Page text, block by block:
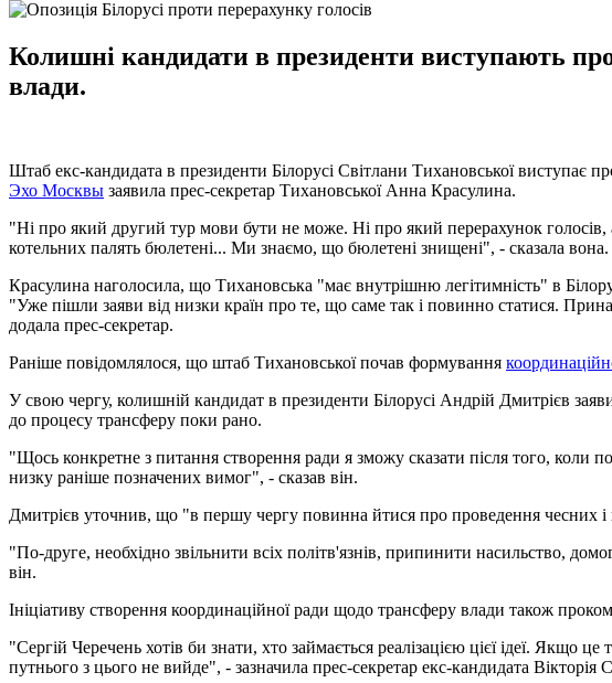
Колишні кандидати в президенти виступають
влади.
Штаб екс-кандидата в президенти Білорусі Світлани Тихановської виступає
Эхо Москвы заявила прес-секретар Тихановської Анна Красулина.
"Ні про який другий тур мови бути не може. Ні про який перерахунок
котельних палять бюлетені... Ми знаємо, що бюлетені знищені", - сказала вона.
Красулина наголосила, що Тихановська "має внутрішню легітимність" в
"Уже пішли заяви від низки країн про те, що саме так і повинно статися.
додала прес-секретар.
Раніше повідомлялося, що штаб Тихановської почав формування
У свою чергу, колишній кандидат в президенти Білорусі Андрій Дмитрієв
до процесу трансферу поки рано.
"Щось конкретне з питання створення ради я зможу сказати після того, коли
низку раніше позначених вимог", - сказав він.
Дмитрієв уточнив, що "в першу чергу повинна йтися про проведення чесних
"По-друге, необхідно звільнити всіх політв'язнів, припинити насильство,
він.
Ініціативу створення координаційної ради щодо трансферу влади також
"Сергій Черечень хотів би знати, хто займається реалізацією цієї ідеї.
путнього з цього не вийде", - зазначила прес-секретар екс-кандидата Вікторія